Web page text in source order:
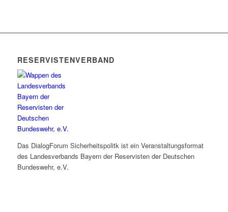
RESERVISTENVERBAND
Das DialogForum Sicherheitspolitk ist ein Veranstaltungsformat
des Landesverbands Bayern der Reservisten der Deutschen
Bundeswehr, e.V.